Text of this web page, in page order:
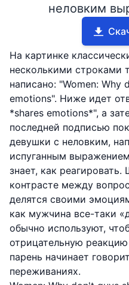
неловким
На картинке
несколькими строками
написано: "Women: Why
emotions". Ниже идет
*shares emotions*", а
последней подписью
девушки с неловким,
испуганным
знает, как
контрасте между
делятся своими
как мужчина все-таки
обычно используют,
отрицательную
парень начинает
переживаниях.